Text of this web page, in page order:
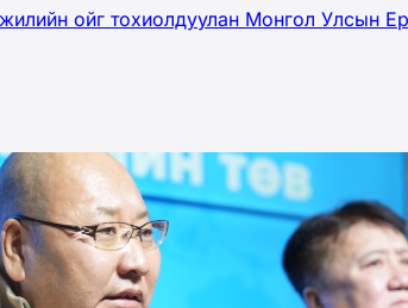
ойг тохиолдуулан Монгол Улсын